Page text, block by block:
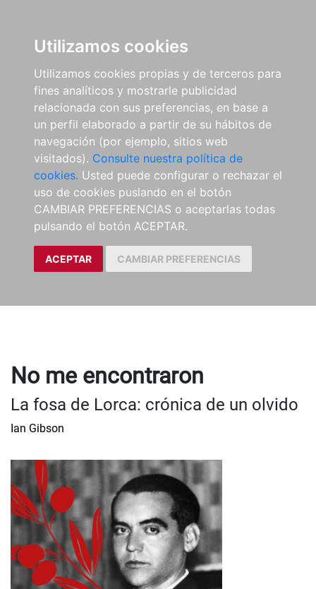
Utilizamos cookies
Utilizamos cookies propias y de terceros para
fines analíticos y mostrarle publicidad
relacionada con sus preferencias, en base a
un perfil elaborado a partir de su hábitos de
navegación (por ejemplo, sitios web
visitados). Consulte nuestra política de
cookies. Usted puede configurar o rechazar el
uso de cookies puslando en el botón
CAMBIAR PREFERENCIAS o aceptarlas todas
pulsando el botón ACEPTAR.
ACEPTAR CAMBIAR PREFERENCIAS
No me encontraron
La fosa de Lorca: crónica de un olvido
Ian Gibson